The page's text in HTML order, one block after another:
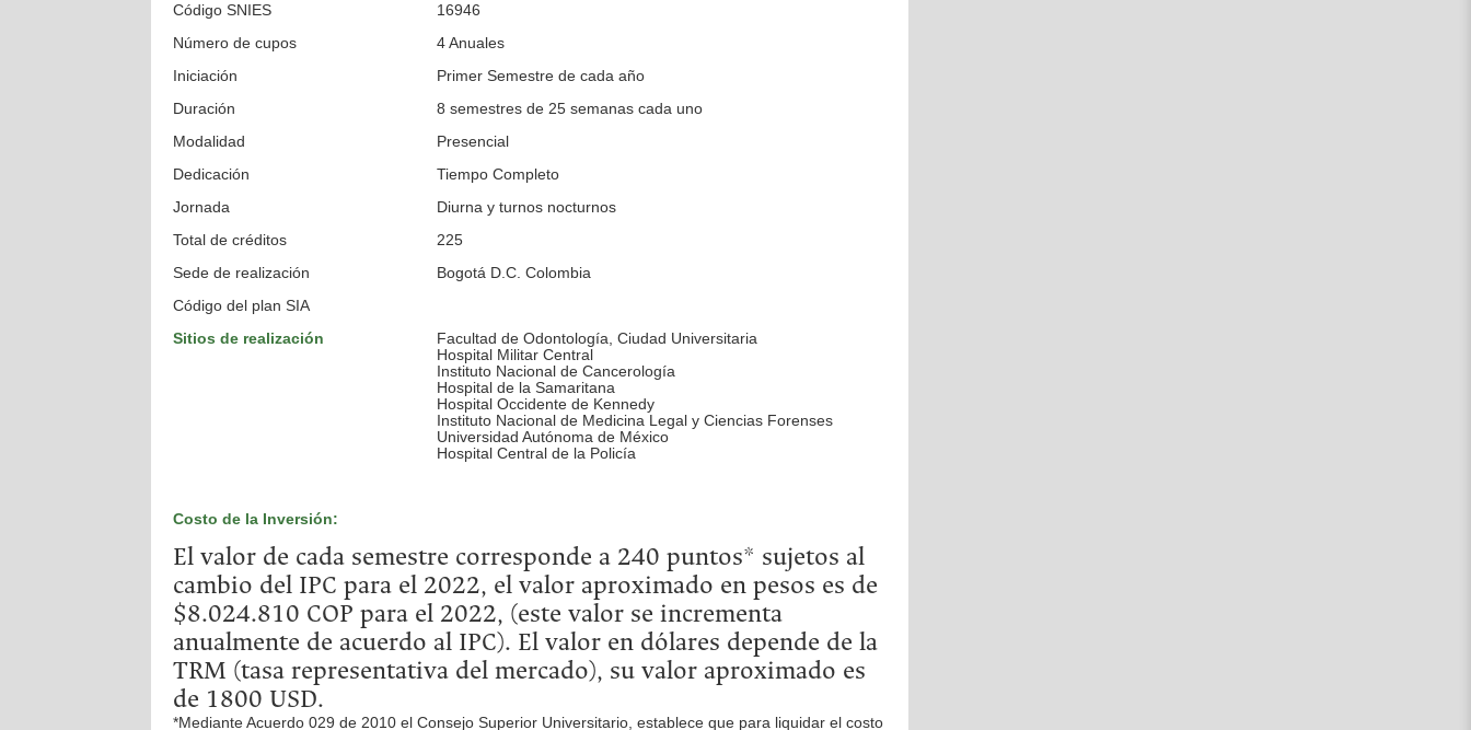
Código SNIES
16946
Número de cupos
4 Anuales
Iniciación
Primer Semestre de cada año
Duración
8 semestres de 25 semanas cada uno
Modalidad
Presencial
Dedicación
Tiempo Completo
Jornada
Diurna y turnos nocturnos
Total de créditos
225
Sede de realización
Bogotá D.C. Colombia
Código del plan SIA
Sitios de realización
Facultad de Odontología, Ciudad Universitaria
Hospital Militar Central
Instituto Nacional de Cancerología
Hospital de la Samaritana
Hospital Occidente de Kennedy
Instituto Nacional de Medicina Legal y Ciencias Forenses
Universidad Autónoma de México
Hospital Central de la Policía
Costo de la Inversión:
El valor de cada semestre corresponde a 240 puntos* sujetos al
cambio del IPC para el 2022, el valor aproximado en pesos es de
$8.024.810 COP para el 2022, (este valor se incrementa
anualmente de acuerdo al IPC). El valor en dólares depende de la
TRM (tasa representativa del mercado), su valor aproximado es
de 1800 USD.
*Mediante Acuerdo 029 de 2010 el Consejo Superior Universitario, establece que para liquidar el costo